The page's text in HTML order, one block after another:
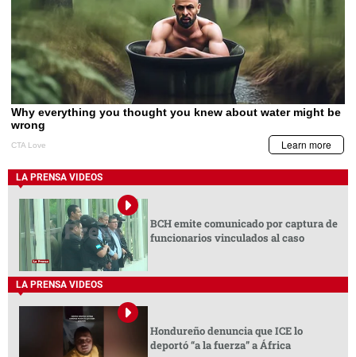
LA PRENSA VIDEOS
BCH emite comunicado por captura de
funcionarios vinculados al caso
LA PRENSA VIDEOS
Hondureño denuncia que ICE lo
deportó “a la fuerza” a África